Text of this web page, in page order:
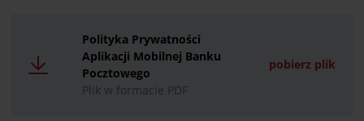
Polityka Prywatności
Aplikacji Mobilnej Banku
Pocztowego
Plik w formacie PDF
pobierz plik